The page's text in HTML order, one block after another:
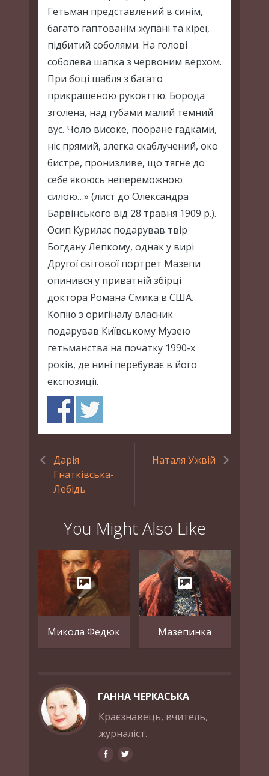
Гетьман представлений в синім,
багато гаптованім жупані та кіреї,
підбитий соболями. На голові
соболева шапка з червоним верхом.
При боці шабля з багато
прикрашеною рукояттю. Борода
зголена, над губами малий темний
вус. Чоло високе, пооране гадками,
ніс прямий, злегка скаблучений, око
бистре, пронизливе, що тягне до
себе якоюсь непереможною
силою…» (лист до Олександра
Барвінського від 28 травня 1909 р.).
Осип Курилас подарував твір
Богдану Лепкому, однак у вирі
Другої світової портрет Мазепи
опинився у приватній збірці
доктора Романа Смика в США.
Копію з оригіналу власник
подарував Київському Музею
гетьманства на початку 1990-х
років, де нині перебуває в його
експозиції.
Дарія
Гнатківська-
Лебідь
Наталя Ужвій
You Might Also Like
Микола Федюк Мазепинка
ГАННА ЧЕРКАСЬКА
Краєзнавець, вчитель,
журналіст.